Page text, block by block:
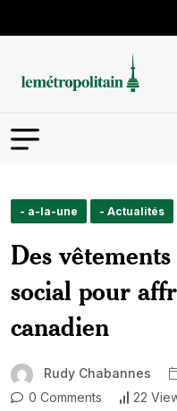
- a-la-une - Actualités
Des
social pour
canadien
Rudy Chabannes
0 Comments
22